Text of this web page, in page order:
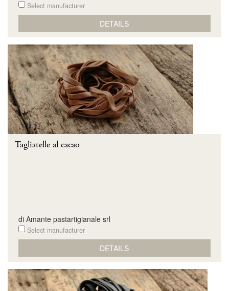
Select manufacturer
DETAILS
Tagliatelle al cacao
di Amante pastartigianale srl
Select manufacturer
DETAILS